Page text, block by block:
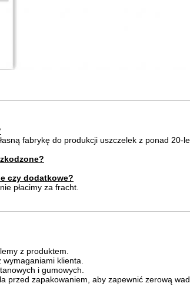
fabrykę do produkcji uszczelek z ponad 20-
czy dodatkowe?
płacimy za fracht.
z produktem.
klienta.
i gumowych.
przed zapakowaniem, aby zapewnić zerową